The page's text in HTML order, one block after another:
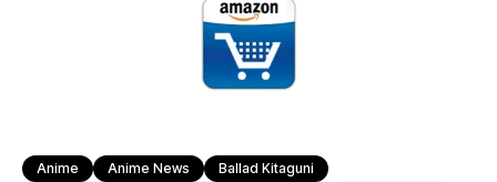
Anime Anime News
Ballad Kitaguni